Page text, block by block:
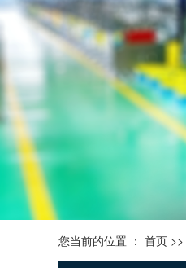
您当前的位置 ： 首页 >>